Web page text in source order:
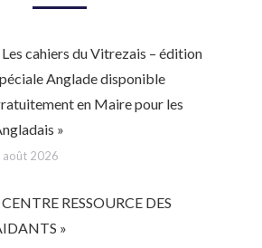
Les cahiers du Vitrezais – édition
Anglade disponible
en Maire pour les
»
août 2026
CENTRE RESSOURCE DES
»